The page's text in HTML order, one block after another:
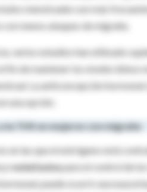
menstruales son más
menos ataques de migraña.
varios estudios han utilizado
fin de mantener los niveles
La anticoncepción
una opción.
la THS en mujeres con migraña
en las que el estrógeno está
venlafaxinapara el control de
puede ocurrir una